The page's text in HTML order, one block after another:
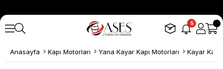
5
Anasayfa Kapı Motorları Yana Kayar Kapı Motorları Kayar Kapı